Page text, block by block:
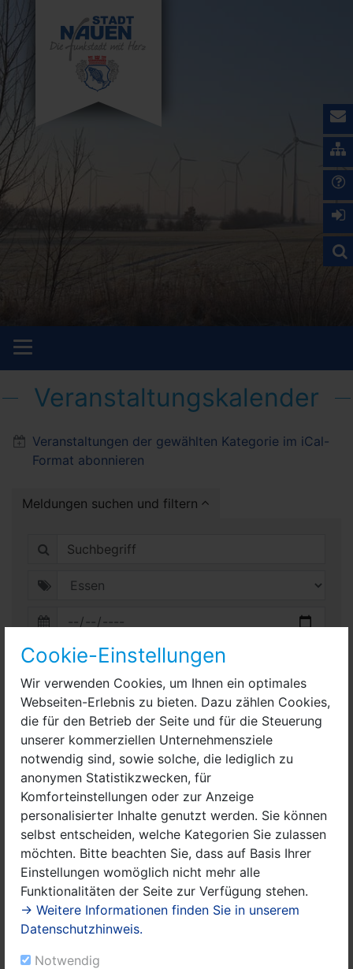
Cookie-Einstellungen
Wir verwenden Cookies, um Ihnen ein optimales
Webseiten-Erlebnis zu bieten. Dazu zählen Cookies,
die für den Betrieb der Seite und für die Steuerung
unserer kommerziellen Unternehmensziele
notwendig sind, sowie solche, die lediglich zu
anonymen Statistikzwecken, für
Komforteinstellungen oder zur Anzeige
personalisierter Inhalte genutzt werden. Sie können
selbst entscheiden, welche Kategorien Sie zulassen
möchten. Bitte beachten Sie, dass auf Basis Ihrer
Einstellungen womöglich nicht mehr alle
Funktionalitäten der Seite zur Verfügung stehen.
→ Weitere Informationen finden Sie in unserem
Datenschutzhinweis.
Notwendig
Veranstaltungskalender
Veranstaltungen der gewählten Kategorie im iCal-
Format abonnieren
Meldungen suchen und filtern
Aktualisieren
Keine Veranstaltungen gefunden.
Veranstaltung melden